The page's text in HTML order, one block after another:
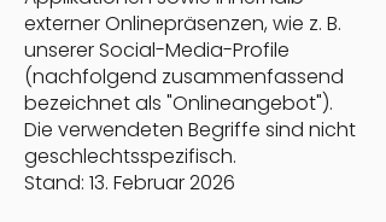
externer Onlinepräsenzen, wie z. B.
unserer Social-Media-Profile
(nachfolgend zusammenfassend
bezeichnet als "Onlineangebot").
Die verwendeten Begriffe sind nicht
geschlechtsspezifisch.
Stand: 13. Februar 2026